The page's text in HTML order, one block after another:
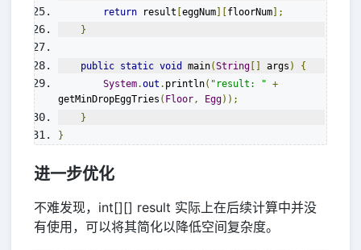
return result [eggNum][floorNum];
}
public static void main(String [] args )
{
System.out . println( "result: " +
getMinDropEggTries ( Floor, Egg));
}
}
进一步优化
不难发现，int[][] result 实际上在后续计算中并没
有使用，可以将其简化以降低空间复杂度。